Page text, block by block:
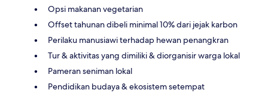
Opsi makanan vegetarian
Offset tahunan dibeli minimal 10% dari jejak karbon
Perilaku manusiawi terhadap hewan penangkran
Tur & aktivitas yang dimiliki & diorganisir warga lokal
Pameran seniman lokal
Pendidikan budaya & ekosistem setempat